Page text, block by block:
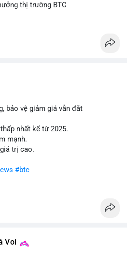
thị trường BTC
bảo vệ giảm giá vẫn đắt
nhất kể từ 2025.
mạnh.
trị cao.
#btc
Voi